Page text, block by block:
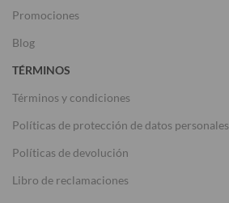
Promociones
Blog
TÉRMINOS
Términos y condiciones
Políticas de protección de datos personales
Políticas de devolución
Libro de reclamaciones